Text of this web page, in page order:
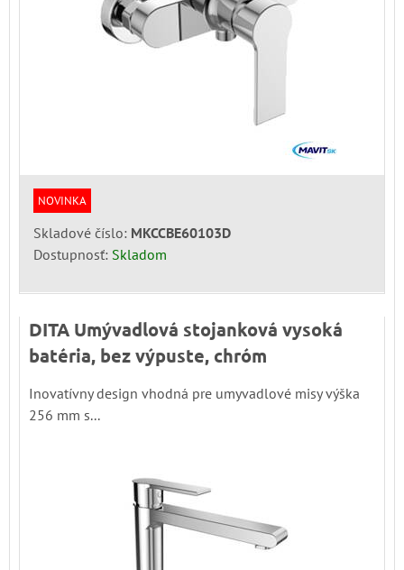
NOVINKA
Skladové číslo: MKCCBE60103D
Dostupnosť: Skladom
DITA Umývadlová stojanková vysoká
batéria, bez výpuste, chróm
Inovatívny design vhodná pre umyvadlové misy výška
256 mm s...